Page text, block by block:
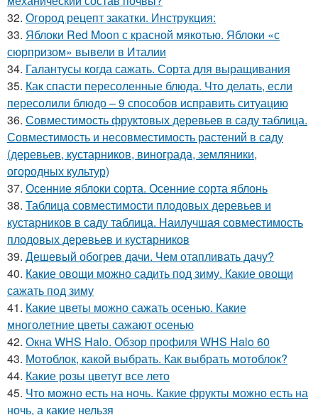
32. Огород рецепт закатки. Инструкция:
33. Яблоки Red Moon с красной мякотью. Яблоки «с
сюрпризом» вывели в Италии
34. Галантусы когда сажать. Сорта для выращивания
35. Как спасти пересоленные блюда. Что делать, если
пересолили блюдо – 9 способов исправить ситуацию
36. Совместимость фруктовых деревьев в саду таблица.
Совместимость и несовместимость растений в саду
(деревьев, кустарников, винограда, земляники,
огородных культур)
37. Осенние яблоки сорта. Осенние сорта яблонь
38. Таблица совместимости плодовых деревьев и
кустарников в саду таблица. Наилучшая совместимость
плодовых деревьев и кустарников
39. Дешевый обогрев дачи. Чем отапливать дачу?
40. Какие овощи можно садить под зиму. Какие овощи
сажать под зиму
41. Какие цветы можно сажать осенью. Какие
многолетние цветы сажают осенью
42. Окна WHS Halo. Обзор профиля WHS Halo 60
43. Мотоблок, какой выбрать. Как выбрать мотоблок?
44. Какие розы цветут все лето
45. Что можно есть на ночь. Какие фрукты можно есть на
ночь, а какие нельзя